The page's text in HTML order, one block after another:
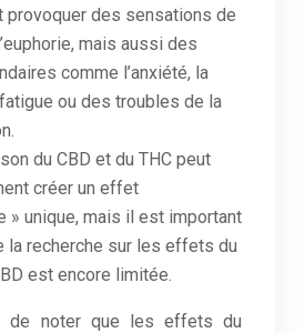
provoquer des sensations de
mais aussi des
comme l’anxiété, la
ou des troubles de la
du CBD et du THC peut
créer un effet
» unique, mais il est important
la recherche sur les effets du
est encore limitée.
de noter que les effets du